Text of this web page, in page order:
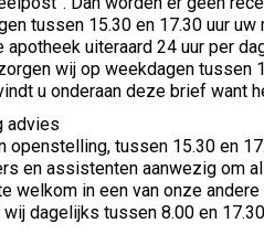
tussen 15.30 en 17.30 uur
uiteraard 24 uur per
wij op weekdagen tussen
u onderaan deze brief want
advies
openstelling, tussen 15.30 en
en assistenten aanwezig om
welkom in een van onze
wij dagelijks tussen 8.00 en